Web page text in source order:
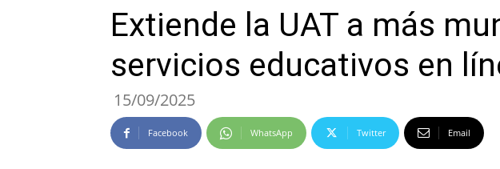
Extiende la UAT a más
servicios educativos en
15/09/2025
Facebook WhatsApp Twitter Email